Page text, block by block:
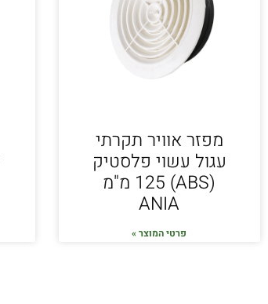
מפזר אוויר תקרתי
עגול עשוי פלסטיק
(ABS) 125 מ"מ
ANIA
פרטי המוצר »